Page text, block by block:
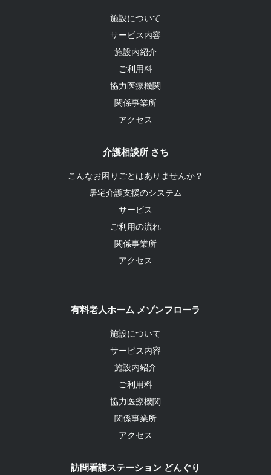
施設について
サービス内容
施設内紹介
ご利用料
協力医療機関
関係事業所
アクセス
介護相談所 さち
こんなお困りごとはありませんか？
居宅介護支援のシステム
サービス
ご利用の流れ
関係事業所
アクセス
有料老人ホーム メゾンフローラ
施設について
サービス内容
施設内紹介
ご利用料
協力医療機関
関係事業所
アクセス
訪問看護ステーション どんぐり